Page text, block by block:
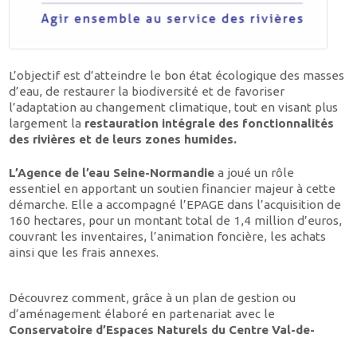
L’objectif est d’atteindre le bon état écologique des masses
d’eau, de restaurer la biodiversité et de favoriser
l’adaptation au changement climatique, tout en visant plus
largement la restauration intégrale des fonctionnalités
des rivières et de leurs zones humides.
L’Agence de l’eau Seine-Normandiea joué un rôle
essentiel en apportant un soutien financier majeur à cette
démarche. Elle a accompagné l’EPAGE dans l’acquisition de
160 hectares, pour un montant total de 1,4 million d’euros,
couvrant les inventaires, l’animation foncière, les achats
ainsi que les frais annexes.
Découvrez comment, grâce à un plan de gestion ou
d’aménagement élaboré en partenariat avec le
Conservatoire d’Espaces Naturels du Centre Val-de-